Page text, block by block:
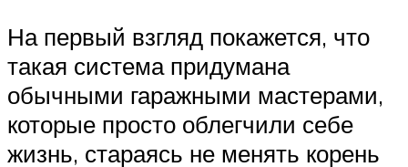
На первый взгляд покажется, что
такая система придумана
обычными гаражными мастерами,
которые просто облегчили себе
жизнь, стараясь не менять корень